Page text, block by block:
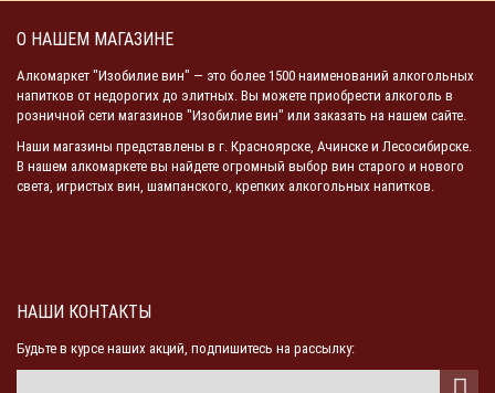
О НАШЕМ МАГАЗИНЕ
Алкомаркет "Изобилие вин" — это более 1500 наименований алкогольных
напитков от недорогих до элитных. Вы можете приобрести алкоголь в
розничной сети магазинов "Изобилие вин" или заказать на нашем сайте.
Наши магазины представлены в г. Красноярске, Ачинске и Лесосибирске.
В нашем алкомаркете вы найдете огромный выбор вин старого и нового
света, игристых вин, шампанского, крепких алкогольных напитков.
НАШИ КОНТАКТЫ
Будьте в курсе наших акций, подпишитесь на рассылку: